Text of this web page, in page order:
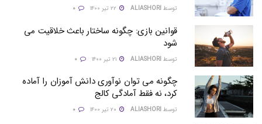
توسط ALIASHORI
قوانین بازی: چگونه ساختار باعث خلاقیت می
شود
توسط ALIASHORI
چگونه می توان نوآوری دانش آموزان را آماده
کرد، نه فقط آمادگی کالج
توسط ALIASHORI